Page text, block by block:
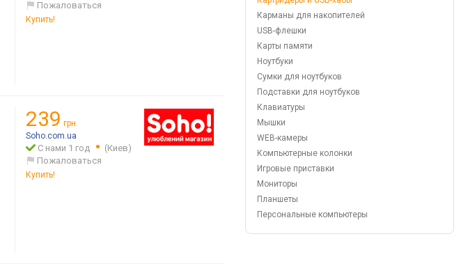
Пожаловаться
Купить!
239 грн.
Soho.com.ua
С нами 1 год
(Киев)
Пожаловаться
Купить!
Карманы для накопителей
USB-флешки
Карты памяти
Ноутбуки
Сумки для ноутбуков
Подставки для ноутбуков
Клавиатуры
Мышки
WEB-камеры
Компьютерные колонки
Игровые приставки
Мониторы
Планшеты
Персональные компьютеры